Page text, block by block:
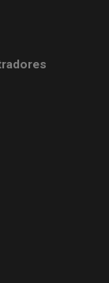
nueva)
nueva)
nueva)
nueva)